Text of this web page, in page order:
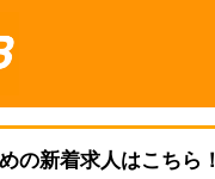
の新着求人はこちら！